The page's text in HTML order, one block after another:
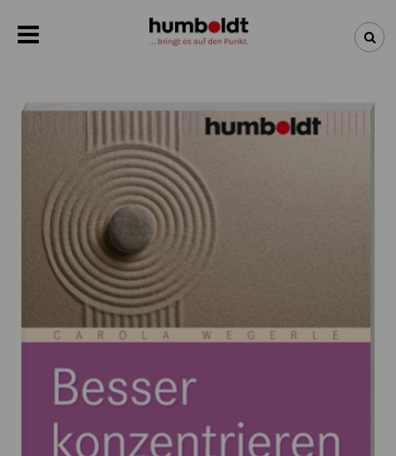
NEUHEITEN
BÜCHER
ÜBER UNS